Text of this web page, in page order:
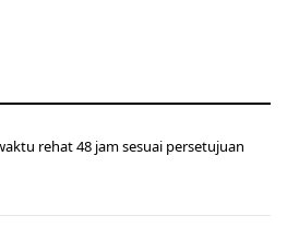
rehat 48 jam sesuai persetujuan